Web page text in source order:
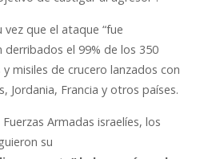
que el ataque “fue
el 99% de los 350
misiles de crucero lanzados con
Jordania, Francia y otros países.
Armadas israelíes, los
su